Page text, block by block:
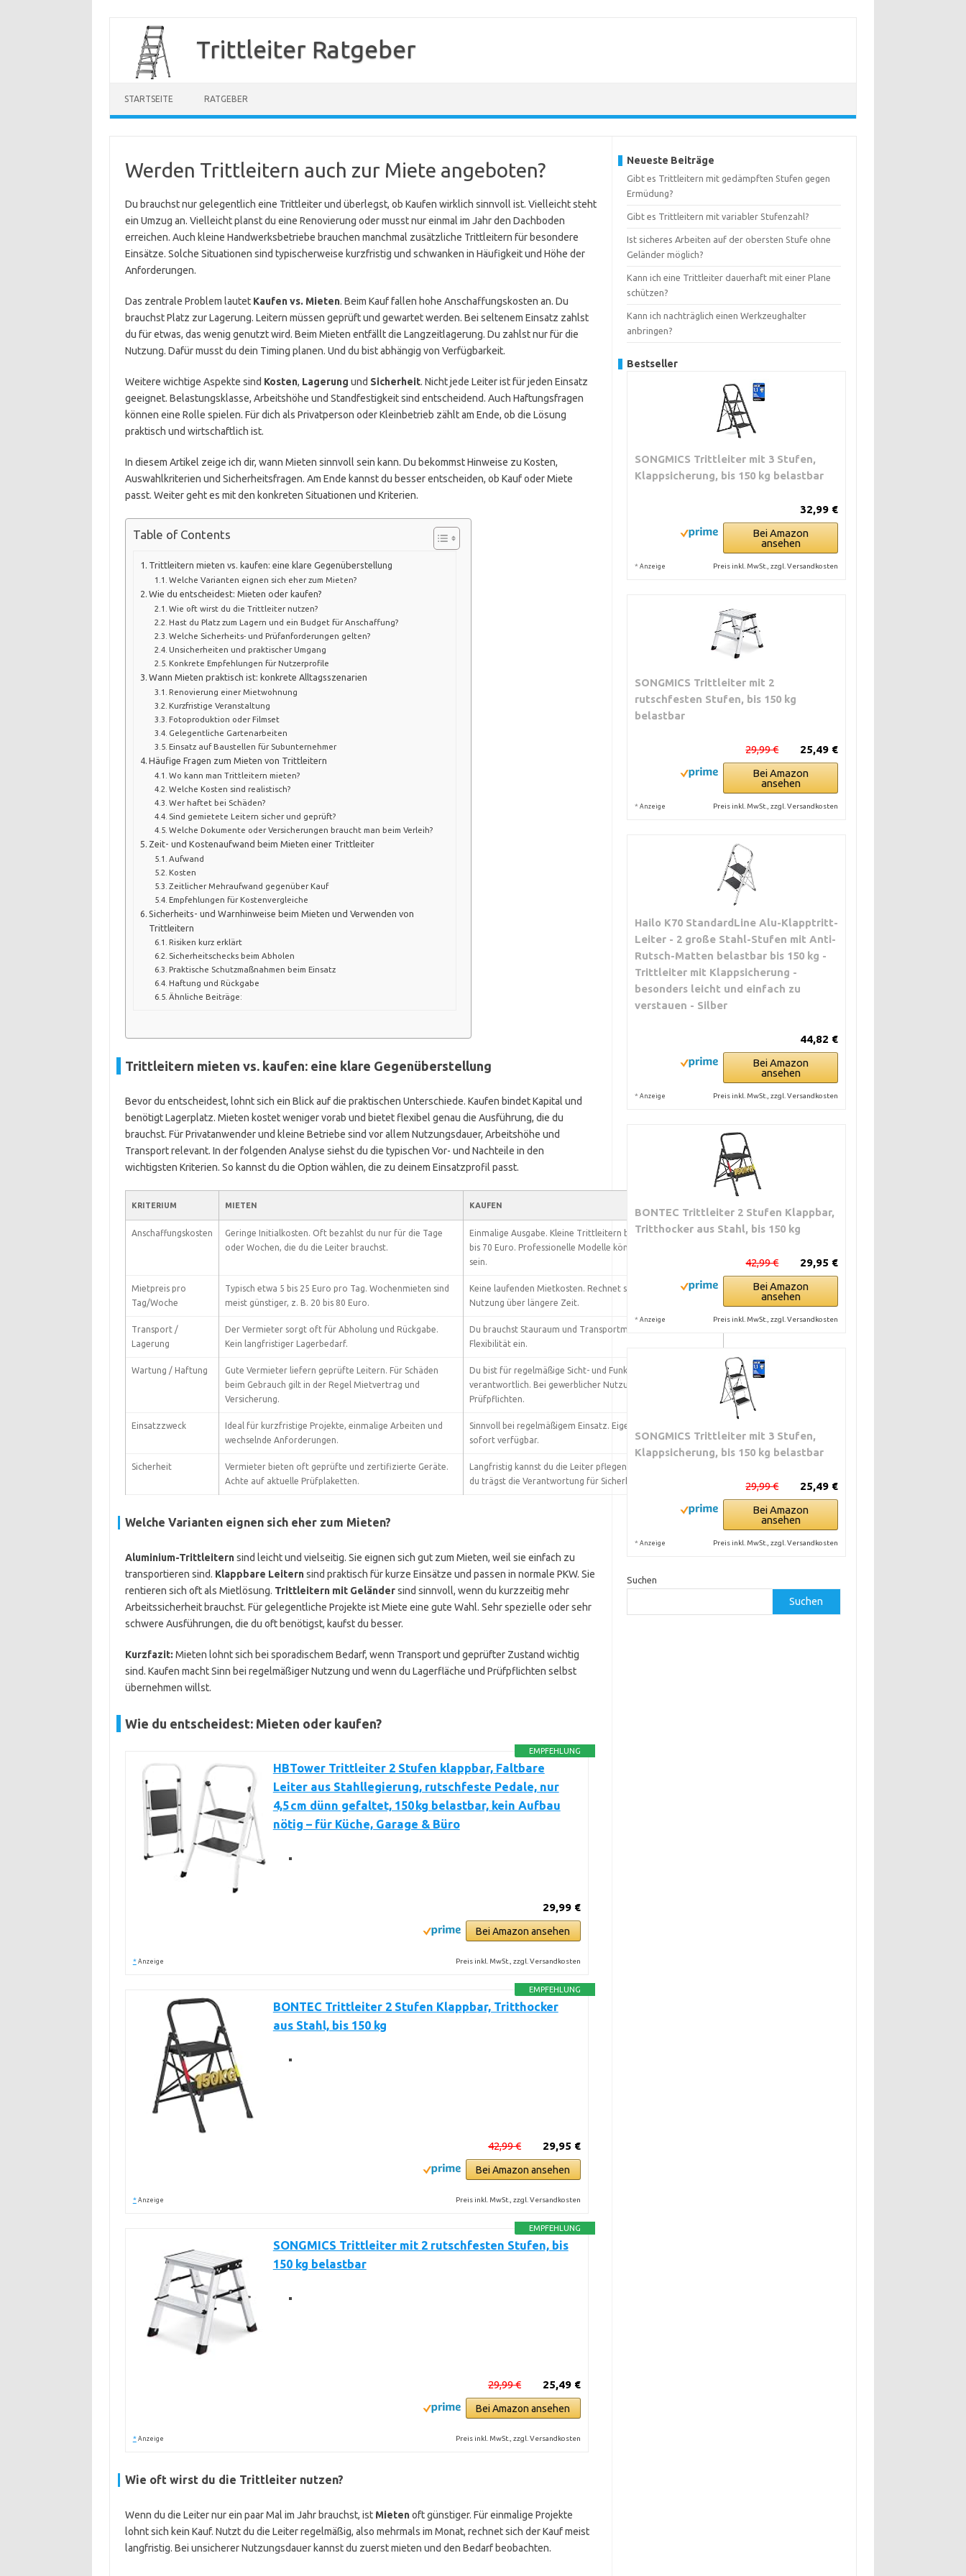
springen
Trittleiter Ratgeber
STARTSEITE RATGEBER
Werden Trittleitern auch zur Miete angeboten?
Du brauchst nur gelegentlich eine Trittleiter und überlegst, ob Kaufen wirklich sinnvoll ist. Vielleicht steht
ein Umzug an. Vielleicht planst du eine Renovierung oder musst nur einmal im Jahr den Dachboden
erreichen. Auch kleine Handwerksbetriebe brauchen manchmal zusätzliche Trittleitern für besondere
Einsätze. Solche Situationen sind typischerweise kurzfristig und schwanken in Häufigkeit und Höhe der
Anforderungen.
Das zentrale Problem lautet Kaufen vs. Mieten. Beim Kauf fallen hohe Anschaffungskosten an. Du
brauchst Platz zur Lagerung. Leitern müssen geprüft und gewartet werden. Bei seltenem Einsatz zahlst
du für etwas, das wenig genutzt wird. Beim Mieten entfällt die Langzeitlagerung. Du zahlst nur für die
Nutzung. Dafür musst du dein Timing planen. Und du bist abhängig von Verfügbarkeit.
Weitere wichtige Aspekte sind Kosten, Lagerung und Sicherheit. Nicht jede Leiter ist für jeden Einsatz
geeignet. Belastungsklasse, Arbeitshöhe und Standfestigkeit sind entscheidend. Auch Haftungsfragen
können eine Rolle spielen. Für dich als Privatperson oder Kleinbetrieb zählt am Ende, ob die Lösung
praktisch und wirtschaftlich ist.
In diesem Artikel zeige ich dir, wann Mieten sinnvoll sein kann. Du bekommst Hinweise zu Kosten,
Auswahlkriterien und Sicherheitsfragen. Am Ende kannst du besser entscheiden, ob Kauf oder Miete
passt. Weiter geht es mit den konkreten Situationen und Kriterien.
Table of Contents
Trittleitern mieten vs. kaufen: eine klare Gegenüberstellung
Welche Varianten eignen sich eher zum Mieten?
Wie du entscheidest: Mieten oder kaufen?
Wie oft wirst du die Trittleiter nutzen?
Hast du Platz zum Lagern und ein Budget für Anschaffung?
Welche Sicherheits- und Prüfanforderungen gelten?
Unsicherheiten und praktischer Umgang
Konkrete Empfehlungen für Nutzerprofile
Wann Mieten praktisch ist: konkrete Alltagsszenarien
Renovierung einer Mietwohnung
Kurzfristige Veranstaltung
Fotoproduktion oder Filmset
Gelegentliche Gartenarbeiten
Einsatz auf Baustellen für Subunternehmer
Häufige Fragen zum Mieten von Trittleitern
Wo kann man Trittleitern mieten?
Welche Kosten sind realistisch?
Wer haftet bei Schäden?
Sind gemietete Leitern sicher und geprüft?
Welche Dokumente oder Versicherungen braucht man beim Verleih?
Zeit- und Kostenaufwand beim Mieten einer Trittleiter
Aufwand
Kosten
Zeitlicher Mehraufwand gegenüber Kauf
Empfehlungen für Kostenvergleiche
Sicherheits- und Warnhinweise beim Mieten und Verwenden von
Trittleitern
Risiken kurz erklärt
Sicherheitschecks beim Abholen
Praktische Schutzmaßnahmen beim Einsatz
Haftung und Rückgabe
Ähnliche Beiträge:
Trittleitern mieten vs. kaufen: eine klare Gegenüberstellung
Bevor du entscheidest, lohnt sich ein Blick auf die praktischen Unterschiede. Kaufen bindet Kapital und
benötigt Lagerplatz. Mieten kostet weniger vorab und bietet flexibel genau die Ausführung, die du
brauchst. Für Privatanwender und kleine Betriebe sind vor allem Nutzungsdauer, Arbeitshöhe und
Transport relevant. In der folgenden Analyse siehst du die typischen Vor- und Nachteile in den
wichtigsten Kriterien. So kannst du die Option wählen, die zu deinem Einsatzprofil passt.
KRITERIUM MIETEN KAUFEN
Anschaffungskosten
Geringe Initialkosten. Oft bezahlst du nur für die Tage
oder Wochen, die du die Leiter brauchst.
Einmalige Ausgabe. Kleine Trittleitern beginnen bei rund 30
bis 70 Euro. Professionelle Modelle können deutlich teurer
sein.
Mietpreis pro
Tag/Woche
Typisch etwa 5 bis 25 Euro pro Tag. Wochenmieten sind
meist günstiger, z. B. 20 bis 80 Euro.
Keine laufenden Mietkosten. Rechnet sich bei häufiger
Nutzung über längere Zeit.
Transport /
Lagerung
Der Vermieter sorgt oft für Abholung und Rückgabe.
Kein langfristiger Lagerbedarf.
Du brauchst Stauraum und Transportmittel. Das schränkt
Flexibilität ein.
Wartung / Haftung
Gute Vermieter liefern geprüfte Leitern. Für Schäden
beim Gebrauch gilt in der Regel Mietvertrag und
Versicherung.
Du bist für regelmäßige Sicht- und Funktionsprüfungen
verantwortlich. Bei gewerblicher Nutzung gelten
Prüfpflichten.
Einsatzzweck
Ideal für kurzfristige Projekte, einmalige Arbeiten und
wechselnde Anforderungen.
Sinnvoll bei regelmäßigem Einsatz. Eigenes Material ist
sofort verfügbar.
Sicherheit
Vermieter bieten oft geprüfte und zertifizierte Geräte.
Achte auf aktuelle Prüfplaketten.
Langfristig kannst du die Leiter pflegen und anpassen. Doch
du trägst die Verantwortung für Sicherheitsprüfungen.
Welche Varianten eignen sich eher zum Mieten?
Aluminium-Trittleiternsind leicht und vielseitig. Sie eignen sich gut zum Mieten, weil sie einfach zu
transportieren sind. Klappbare Leiternsind praktisch für kurze Einsätze und passen in normale PKW. Sie
rentieren sich oft als Mietlösung. Trittleitern mit Geländersind sinnvoll, wenn du kurzzeitig mehr
Arbeitssicherheit brauchst. Für gelegentliche Projekte ist Miete eine gute Wahl. Sehr spezielle oder sehr
schwere Ausführungen, die du oft benötigst, kaufst du besser.
Kurzfazit: Mieten lohnt sich bei sporadischem Bedarf, wenn Transport und geprüfter Zustand wichtig
sind. Kaufen macht Sinn bei regelmäßiger Nutzung und wenn du Lagerfläche und Prüfpflichten selbst
übernehmen willst.
Wie du entscheidest: Mieten oder kaufen?
EMPFEHLUNG
HBTower Trittleiter 2 Stufen klappbar, Faltbare
Leiter aus Stahllegierung, rutschfeste Pedale, nur
4,5 cm dünn gefaltet, 150 kg belastbar, kein Aufbau
nötig – für Küche, Garage & Büro
29,99 €
Bei Amazon ansehen
* Anzeige Preis inkl. MwSt., zzgl. Versandkosten
EMPFEHLUNG
BONTEC Trittleiter 2 Stufen Klappbar, Tritthocker
aus Stahl, bis 150 kg
29,95 €
42,99 €
Bei Amazon ansehen
* Anzeige Preis inkl. MwSt., zzgl. Versandkosten
EMPFEHLUNG
SONGMICS Trittleiter mit 2 rutschfesten Stufen, bis
150 kg belastbar
25,49 €
29,99 €
Bei Amazon ansehen
* Anzeige Preis inkl. MwSt., zzgl. Versandkosten
Wie oft wirst du die Trittleiter nutzen?
Wenn du die Leiter nur ein paar Mal im Jahr brauchst, ist Mietenoft günstiger. Für einmalige Projekte
lohnt sich kein Kauf. Nutzt du die Leiter regelmäßig, also mehrmals im Monat, rechnet sich der Kauf meist
langfristig. Bei unsicherer Nutzungsdauer kannst du zuerst mieten und den Bedarf beobachten.
Neueste Beiträge
Gibt es Trittleitern mit gedämpften Stufen gegen
Ermüdung?
Gibt es Trittleitern mit variabler Stufenzahl?
Ist sicheres Arbeiten auf der obersten Stufe ohne
Geländer möglich?
Kann ich eine Trittleiter dauerhaft mit einer Plane
schützen?
Kann ich nachträglich einen Werkzeughalter
anbringen?
Bestseller
SONGMICS Trittleiter mit 3 Stufen,
Klappsicherung, bis 150 kg belastbar
32,99 €
Bei Amazon
ansehen
* Anzeige Preis inkl. MwSt., zzgl. Versandkosten
SONGMICS Trittleiter mit 2
rutschfesten Stufen, bis 150 kg
belastbar
25,49 €
29,99 €
Bei Amazon
ansehen
* Anzeige Preis inkl. MwSt., zzgl. Versandkosten
Hailo K70 StandardLine Alu-Klapptritt-
Leiter - 2 große Stahl-Stufen mit Anti-
Rutsch-Matten belastbar bis 150 kg -
Trittleiter mit Klappsicherung -
besonders leicht und einfach zu
verstauen - Silber
44,82 €
Bei Amazon
ansehen
* Anzeige Preis inkl. MwSt., zzgl. Versandkosten
BONTEC Trittleiter 2 Stufen Klappbar,
Tritthocker aus Stahl, bis 150 kg
29,95 €
42,99 €
Bei Amazon
ansehen
* Anzeige Preis inkl. MwSt., zzgl. Versandkosten
SONGMICS Trittleiter mit 3 Stufen,
Klappsicherung, bis 150 kg belastbar
25,49 €
29,99 €
Bei Amazon
ansehen
* Anzeige Preis inkl. MwSt., zzgl. Versandkosten
Suchen
Suchen